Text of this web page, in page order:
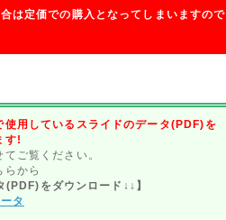
は定価での購入となってしまいますので
使用しているスライドのデータ(PDF)を
す!
ご覧ください。
らから
(PDF)をダウンロード↓↓】
タ